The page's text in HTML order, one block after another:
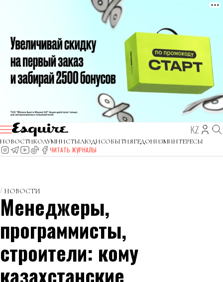
KZ
НОВОСТИКОЛУМНИСТЫЛЮДИСОБЫТИЯГЕДОНИЗМИНТЕРЕСЫ
ЧИТАТЬ ЖУРНАЛЫ
НОВОСТИ
Менеджеры,
программисты,
строители: кому
казахстанские